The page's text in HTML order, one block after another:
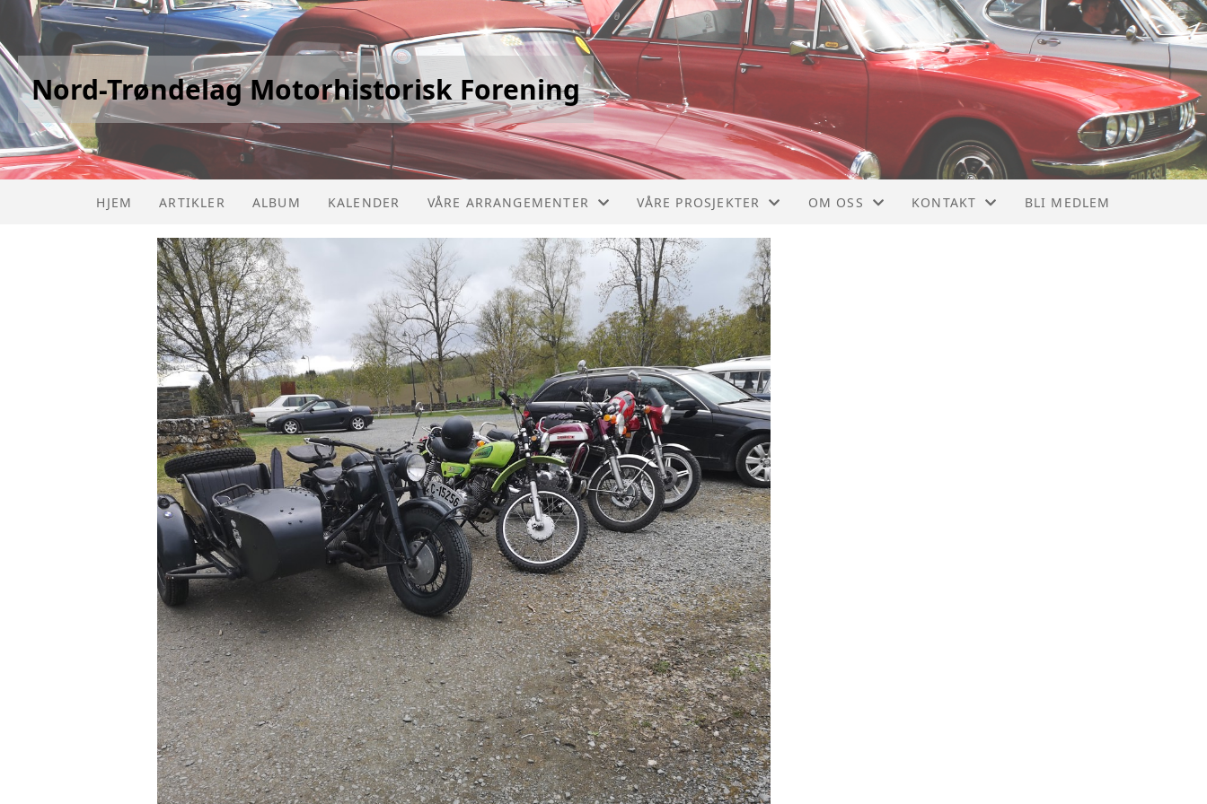
Nord-Trøndelag Motorhistorisk Forening
HJEM ARTIKLER ALBUM KALENDER VÅRE ARRANGEMENTER
STIKLESTADLØPET
VERDALSRACE
VÅRE PROSJEKTER
PICCOLO 1910
CHEVROLET BUSS 1929
VIVINUS 1909
MERCEDES BRANNBIL 1928
FARGO LASTEBIL 1947
OM OSS KONTAKT BLI MEDLEM